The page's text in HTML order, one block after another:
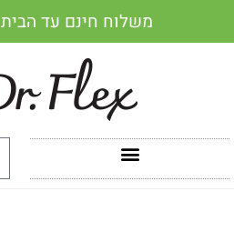
משלוח חינם עד הבית